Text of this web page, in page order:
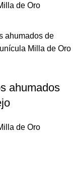
de Oro
ahumados
de Oro